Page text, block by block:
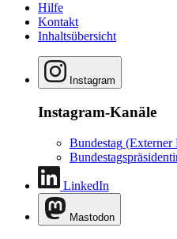
Hilfe
Kontakt
Inhaltsübersicht
Instagram
Instagram-Kanäle
Bundestag (Externer
LinkedIn
Mastodon